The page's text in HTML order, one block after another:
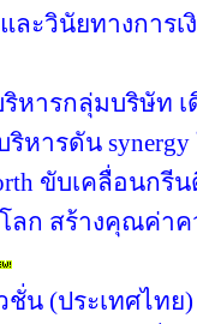
ละวินัยทางการ
ริหารกลุ่มบริษัท
หารดัน synergy
ขับเคลื่อนก
ลก สร้างคุณค่า
น (ประเทศไทย)